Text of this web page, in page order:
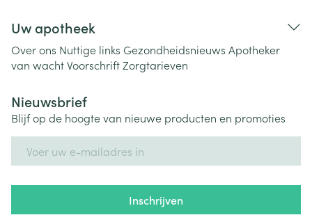
Uw apotheek
Over ons Nuttige links Gezondheidsnieuws Apotheker
van wachtVoorschriftZorgtarieven
Nieuwsbrief
Blijf op de hoogte van nieuwe producten en promoties
Inschrijven